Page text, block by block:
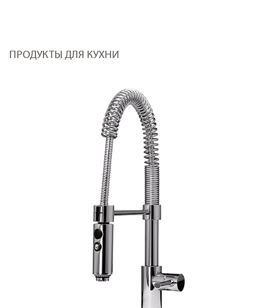
ПРОДУКТЫ ДЛЯ КУХНИ